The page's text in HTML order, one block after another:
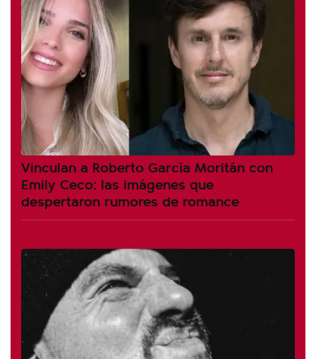
Vinculan a Roberto García Moritán con
Emily Ceco: las imágenes que
despertaron rumores de romance